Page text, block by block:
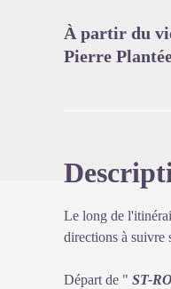
À partir du
Pierre
Le long de
directions à suivre
Départ de " ST-